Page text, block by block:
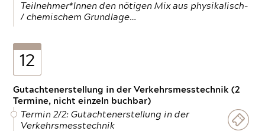
Teilnehmer*Innen den nötigen Mix aus physikalisch-
/ chemischem Grundlage…
12
Gutachtenerstellung in der Verkehrsmesstechnik (2
Termine, nicht einzeln buchbar)
Termin 2/2: Gutachtenerstellung in der
Verkehrsmesstechnik